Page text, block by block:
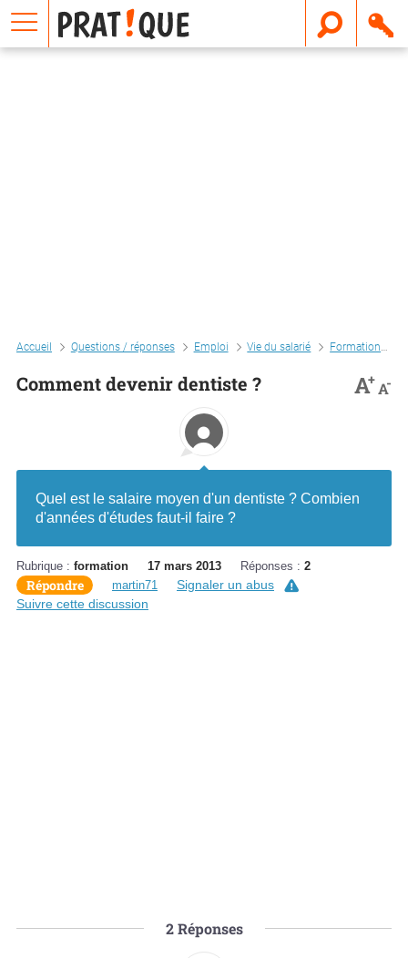
Accueil Questions / réponses Emploi Vie du salarié Formation
Comment devenir dentiste ? A+A-
Quel est le salaire moyen d'un dentiste ? Combien
d'années d'études faut-il faire ?
Rubrique : formation 17 mars 2013 Réponses : 2
Répondre martin71
Signaler un abus
Suivre cette discussion
2Réponses
E
m
a